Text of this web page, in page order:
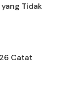
Tidak
Catat